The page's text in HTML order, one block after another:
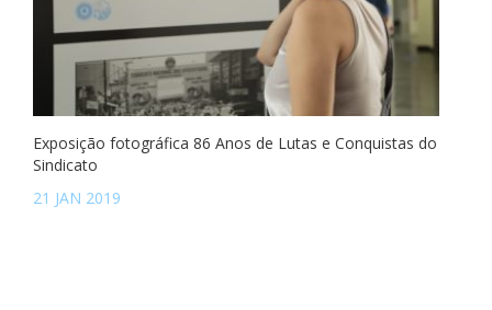
Exposição fotográfica 86 Anos de Lutas e Conquistas do
Sindicato
21 JAN 2019